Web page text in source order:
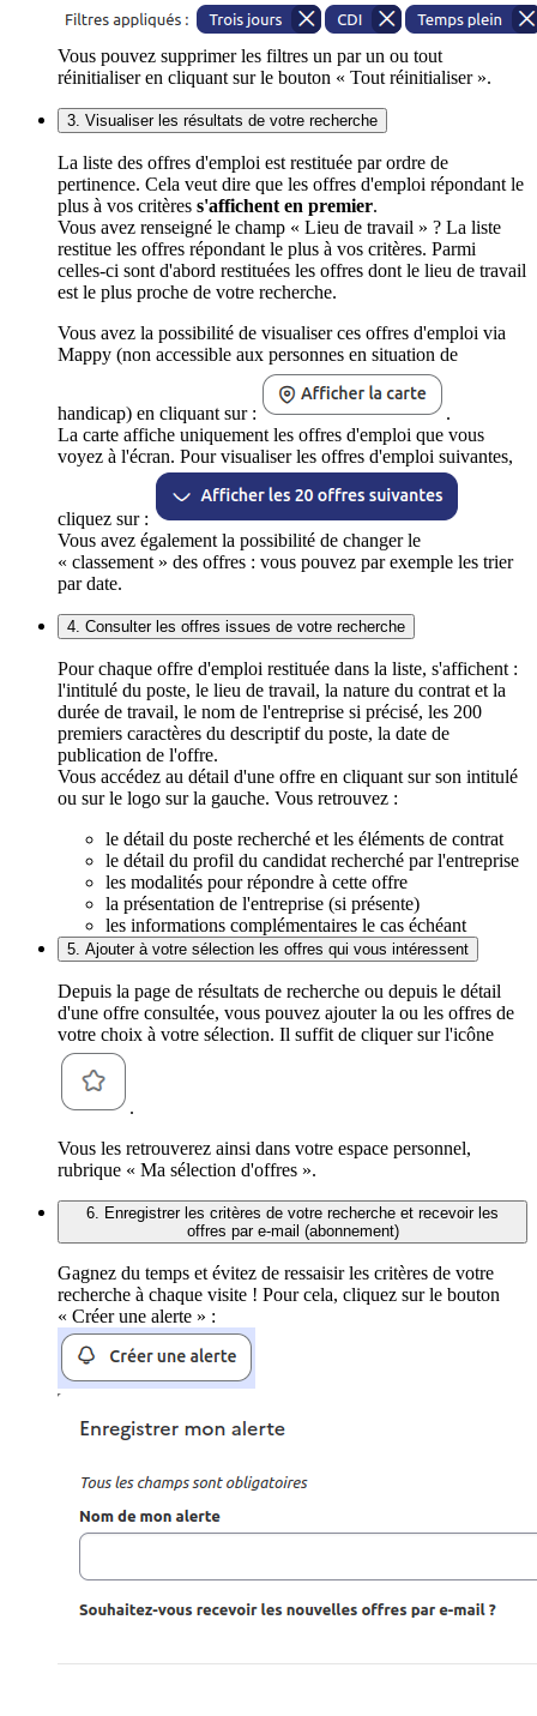
Vous pouvez supprimer les filtres un par un ou tout
réinitialiser en cliquant sur le bouton « Tout réinitialiser ».
3. Visualiser les résultats de votre recherche
La liste des offres d'emploi est restituée par ordre de
pertinence. Cela veut dire que les offres d'emploi répondant le
plus à vos critères s'affichent en premier.
Vous avez renseigné le champ « Lieu de travail » ? La liste
restitue les offres répondant le plus à vos critères. Parmi
celles-ci sont d'abord restituées les offres dont le lieu de travail
est le plus proche de votre recherche.
Vous avez la possibilité de visualiser ces offres d'emploi via
Mappy (non accessible aux personnes en situation de
handicap) en cliquant sur :
.
La carte affiche uniquement les offres d'emploi que vous
voyez à l'écran. Pour visualiser les offres d'emploi suivantes,
cliquez sur :
Vous avez également la possibilité de changer le
« classement » des offres : vous pouvez par exemple les trier
par date.
4. Consulter les offres issues de votre recherche
Pour chaque offre d'emploi restituée dans la liste, s'affichent :
l'intitulé du poste, le lieu de travail, la nature du contrat et la
durée de travail, le nom de l'entreprise si précisé, les 200
premiers caractères du descriptif du poste, la date de
publication de l'offre.
Vous accédez au détail d'une offre en cliquant sur son intitulé
ou sur le logo sur la gauche. Vous retrouvez :
le détail du poste recherché et les éléments de contrat
le détail du profil du candidat recherché par l'entreprise
les modalités pour répondre à cette offre
la présentation de l'entreprise (si présente)
les informations complémentaires le cas échéant
5. Ajouter à votre sélection les offres qui vous intéressent
Depuis la page de résultats de recherche ou depuis le détail
d'une offre consultée, vous pouvez ajouter la ou les offres de
votre choix à votre sélection. Il suffit de cliquer sur l'icône
.
Vous les retrouverez ainsi dans votre espace personnel,
rubrique « Ma sélection d'offres ».
6. Enregistrer les critères de votre recherche et recevoir les
offres par e-mail (abonnement)
Gagnez du temps et évitez de ressaisir les critères de votre
recherche à chaque visite ! Pour cela, cliquez sur le bouton
« Créer une alerte » :